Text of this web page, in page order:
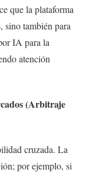
que la plataforma
sino también para
IA para la
atención
(Arbitraje
cruzada. La
por ejemplo, si